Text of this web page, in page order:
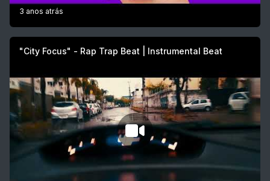
3 anos atrás
"City Focus" - Rap Trap Beat | Instrumental Beat